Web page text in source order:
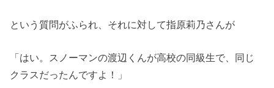
という質問がふられ、それに対して指原莉乃さんが
「はい。スノーマンの渡辺くんが高校の同級生で、同じ
クラスだったんですよ！」